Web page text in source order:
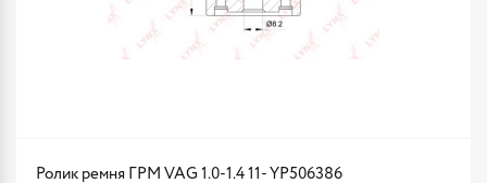
Ролик ремня ГРМ VAG 1.0-1.4 11- YP506386